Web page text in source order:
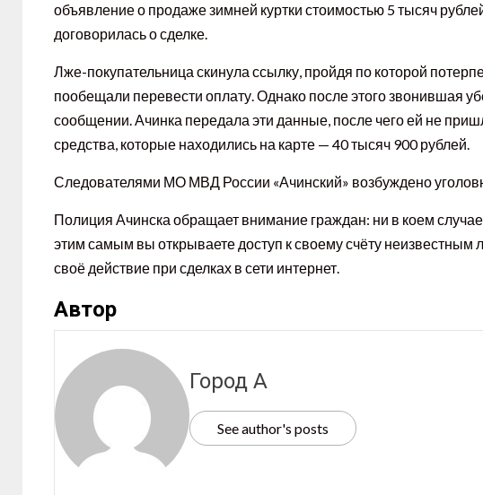
объявление о продаже зимней куртки стоимостью 5 тысяч
договорилась о сделке.
Лже-покупательница скинула ссылку, пройдя по которой
пообещали перевести оплату. Однако после этого звонившая
сообщении. Ачинка передала эти данные, после чего ей не
средства, которые находились на карте — 40 тысяч 900 рублей.
Следователями МО МВД России «Ачинский» возбуждено
Полиция Ачинска обращает внимание граждан: ни в коем
этим самым вы открываете доступ к своему счёту неизвестным
своё действие при сделках в сети интернет.
Автор
Город А
See author's posts